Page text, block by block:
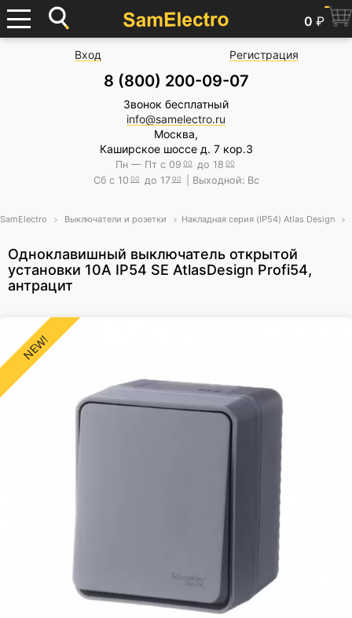
0 ₽
Вход Регистрация
8 (800) 200-09-07
Звонок бесплатный
info@samelectro.ru
Москва,
Каширское шоссе д. 7 кор.3
Пн — Пт с 09 00 до 18 00
Сб с 10 00 до 17 00 | Выходной: Вс
SamElectro Выключатели и розетки Накладная серия (IP54) Atlas Design
Одноклавишный выключатель открытой
установки 10А IP54 SE AtlasDesign Profi54,
антрацит
NEW!